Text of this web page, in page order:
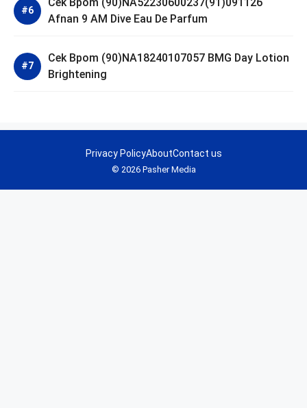
Afnan 9 AM Dive Eau De Parfum
Cek Bpom (90)NA18240107057 BMG Day Lotion
Brightening
© 2026 Pasher Media
Privacy PolicyAboutContact us